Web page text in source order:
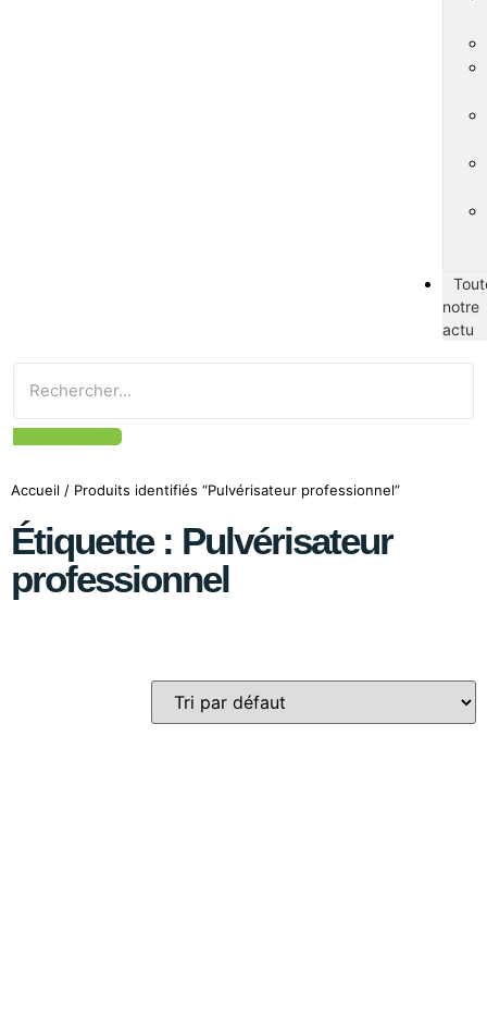
notre
actu
Accueil / Produits identifiés “Pulvérisateur professionnel”
Étiquette : Pulvérisateur
professionnel